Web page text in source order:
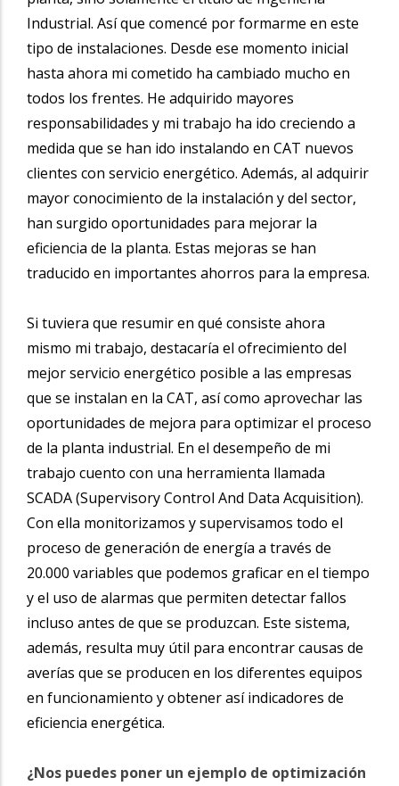
Industrial. Así que comencé por formarme en este
tipo de instalaciones. Desde ese momento inicial
hasta ahora mi cometido ha cambiado mucho en
todos los frentes. He adquirido mayores
responsabilidades y mi trabajo ha ido creciendo a
medida que se han ido instalando en CAT nuevos
clientes con servicio energético. Además, al adquirir
mayor conocimiento de la instalación y del sector,
han surgido oportunidades para mejorar la
eficiencia de la planta. Estas mejoras se han
traducido en importantes ahorros para la empresa.
Si tuviera que resumir en qué consiste ahora
mismo mi trabajo, destacaría el ofrecimiento del
mejor servicio energético posible a las empresas
que se instalan en la CAT, así como aprovechar las
oportunidades de mejora para optimizar el proceso
de la planta industrial. En el desempeño de mi
trabajo cuento con una herramienta llamada
SCADA (Supervisory Control And Data Acquisition).
Con ella monitorizamos y supervisamos todo el
proceso de generación de energía a través de
20.000 variables que podemos graficar en el tiempo
y el uso de alarmas que permiten detectar fallos
incluso antes de que se produzcan. Este sistema,
además, resulta muy útil para encontrar causas de
averías que se producen en los diferentes equipos
en funcionamiento y obtener así indicadores de
eficiencia energética.
¿Nos puedes poner un ejemplo de optimización